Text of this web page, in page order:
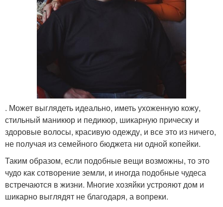
. Может выглядеть идеально, иметь ухоженную кожу,
стильный маникюр и педикюр, шикарную прическу и
здоровые волосы, красивую одежду, и все это из ничего,
не получая из семейного бюджета ни одной копейки.
Таким образом, если подобные вещи возможны, то это
чудо как сотворение земли, и иногда подобные чудеса
встречаются в жизни. Многие хозяйки устрояют дом и
шикарно выглядят не благодаря, а вопреки.